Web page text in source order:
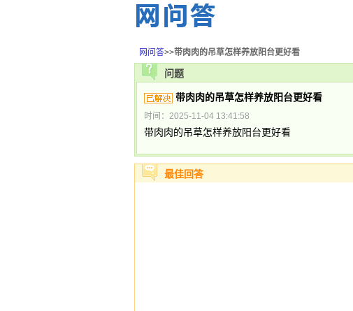
网问答>>带肉肉的吊草怎样养放阳台更好看
问题
带肉肉的吊草怎样养放阳台更好看
时间：2025-11-04 13:41:58
带肉肉的吊草怎样养放阳台更好看
最佳回答